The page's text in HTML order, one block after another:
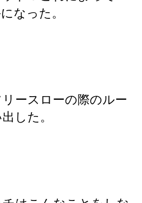
なった。
リースローの際のルー
した。